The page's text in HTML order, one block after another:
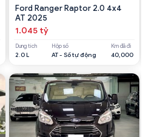
Ford Ranger Raptor 2.0 4x4
AT 2025
1.045 tỷ
Dung tích
2.0 L
Hộp số
AT - Số tự động
Km đã đi
40,000